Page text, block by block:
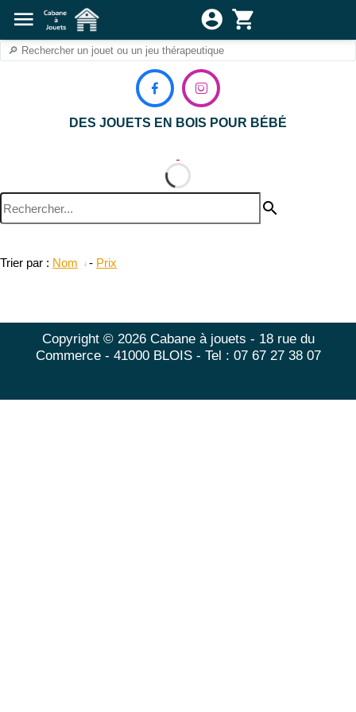
 
DES JOUETS EN BOIS POUR BÉBÉ
search
Trier par : Nom - Prix
Copyright © 2026 Cabane à jouets - 18 rue du
Commerce - 41000 BLOIS - Tel : 07 67 27 38 07
menu account_circle shopping_cart